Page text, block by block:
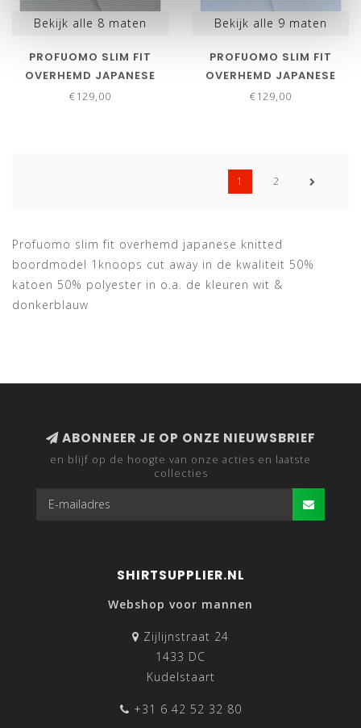
Bekijk alle 8 maten
PROFUOMO SLIM FIT
OVERHEMD JAPANESE
KNITTED GROEN GREEN
€129,00
Bekijk alle 9 maten
PROFUOMO SLIM FIT
OVERHEMD JAPANESE
KNITTED LICHTBLAUW
€129,00
1 2
Profuomo slim fit overhemd japanese knitted
boordmodel 1knoops cut away in de kwaliteit 50%
katoen 50% polyester in o.a. de kleuren wit &
donkerblauw
ABONNEER JE OP ONZE NIEUWSBRIEF
en blijf op de hoogte van onze acties en laatste
collecties
SHIRTSUPPLIER.NL
Webshop voor mannen
Zijlijnstraat 24
1433 DC
Kudelstaart
+31 6 42 52 32 80